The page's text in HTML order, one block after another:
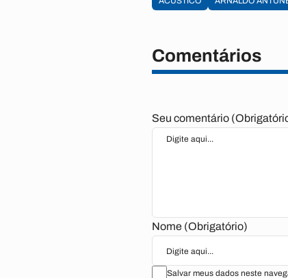
Comentários
Seu comentário
Nome (Obrigatório)
Salvar meus dados neste